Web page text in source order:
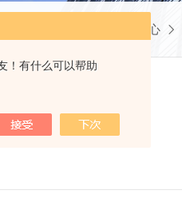
！有什么可以帮助
新闻中心
具